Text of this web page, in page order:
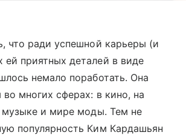
что ради успешной карьеры (и
ей приятных деталей в виде
немало поработать. Она
во многих сферах: в кино, на
музыке и мире моды. Тем не
популярность Ким Кардашьян